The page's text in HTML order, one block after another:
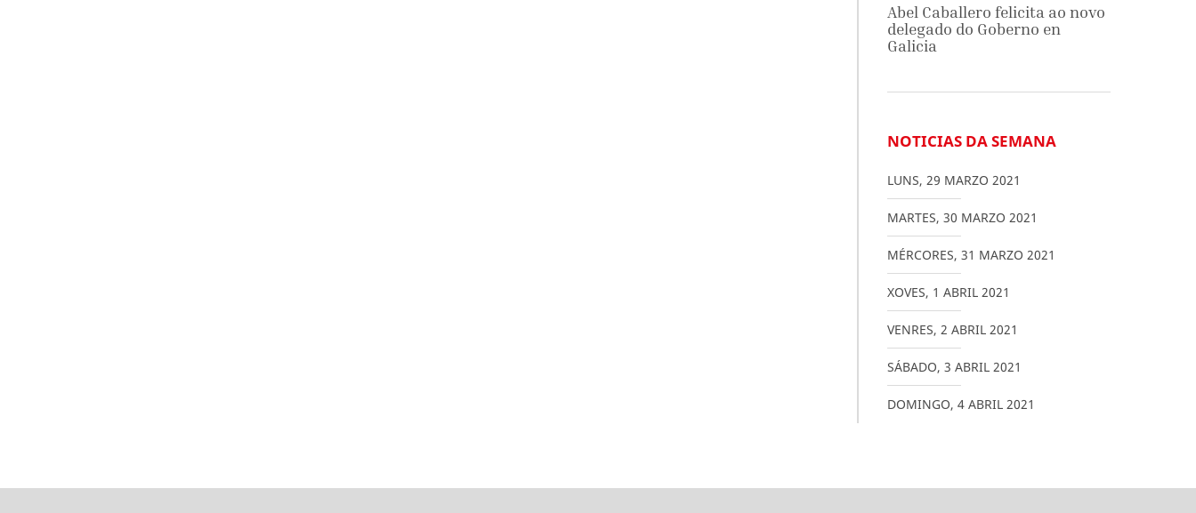
Abel Caballero felicita ao novo
delegado do Goberno en
Galicia
NOTICIAS DA SEMANA
LUNS, 29 MARZO 2021
MARTES, 30 MARZO 2021
MÉRCORES, 31 MARZO 2021
XOVES, 1 ABRIL 2021
VENRES, 2 ABRIL 2021
SÁBADO, 3 ABRIL 2021
DOMINGO, 4 ABRIL 2021